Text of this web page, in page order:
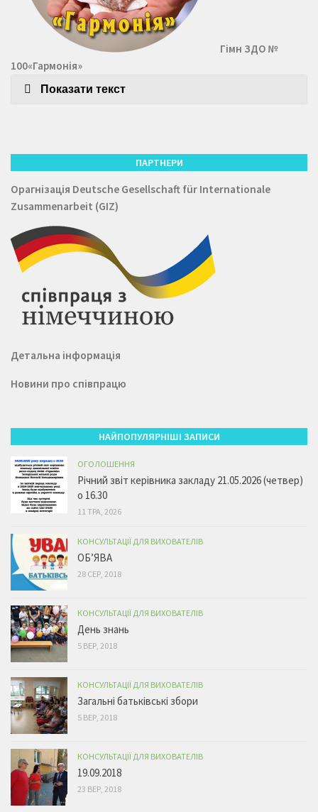
Гімн ЗДО №
100«Гармонія»
Показати текст
ПАРТНЕРИ
Орагнізація Deutsche Gesellschaft für Internationale
Zusammenarbeit (GIZ)
Детальна інформація
Новини про співпрацю
НАЙПОПУЛЯРНІШІ ЗАПИСИ
ОГОЛОШЕННЯ
Річний звіт керівника закладу 21.05.2026 (четвер)
о 16.30
11 ТРА, 2026
КОНСУЛЬТАЦІЇ ДЛЯ ВИХОВАТЕЛІВ
ОБ’ЯВА
28 СЕР, 2018
КОНСУЛЬТАЦІЇ ДЛЯ ВИХОВАТЕЛІВ
День знань
5 ВЕР, 2018
КОНСУЛЬТАЦІЇ ДЛЯ ВИХОВАТЕЛІВ
Загальні батьківські збори
5 ВЕР, 2018
КОНСУЛЬТАЦІЇ ДЛЯ ВИХОВАТЕЛІВ
19.09.2018
23 ВЕР, 2018